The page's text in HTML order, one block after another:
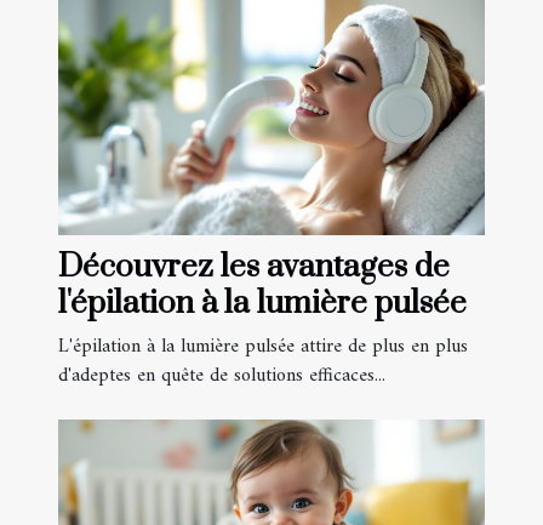
Découvrez les avantages de
l'épilation à la lumière pulsée
L'épilation à la lumière pulsée attire de plus en plus
d'adeptes en quête de solutions efficaces...